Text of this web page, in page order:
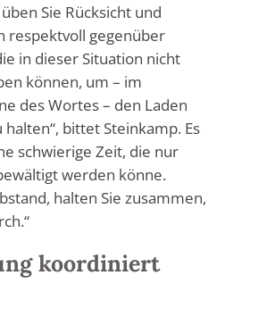
Sie Rücksicht und
respektvoll gegenüber
in dieser Situation nicht
können, um – im
des Wortes – den Laden
bittet Steinkamp. Es
schwierige Zeit, die nur
werden könne.
halten Sie zusammen,
koordiniert